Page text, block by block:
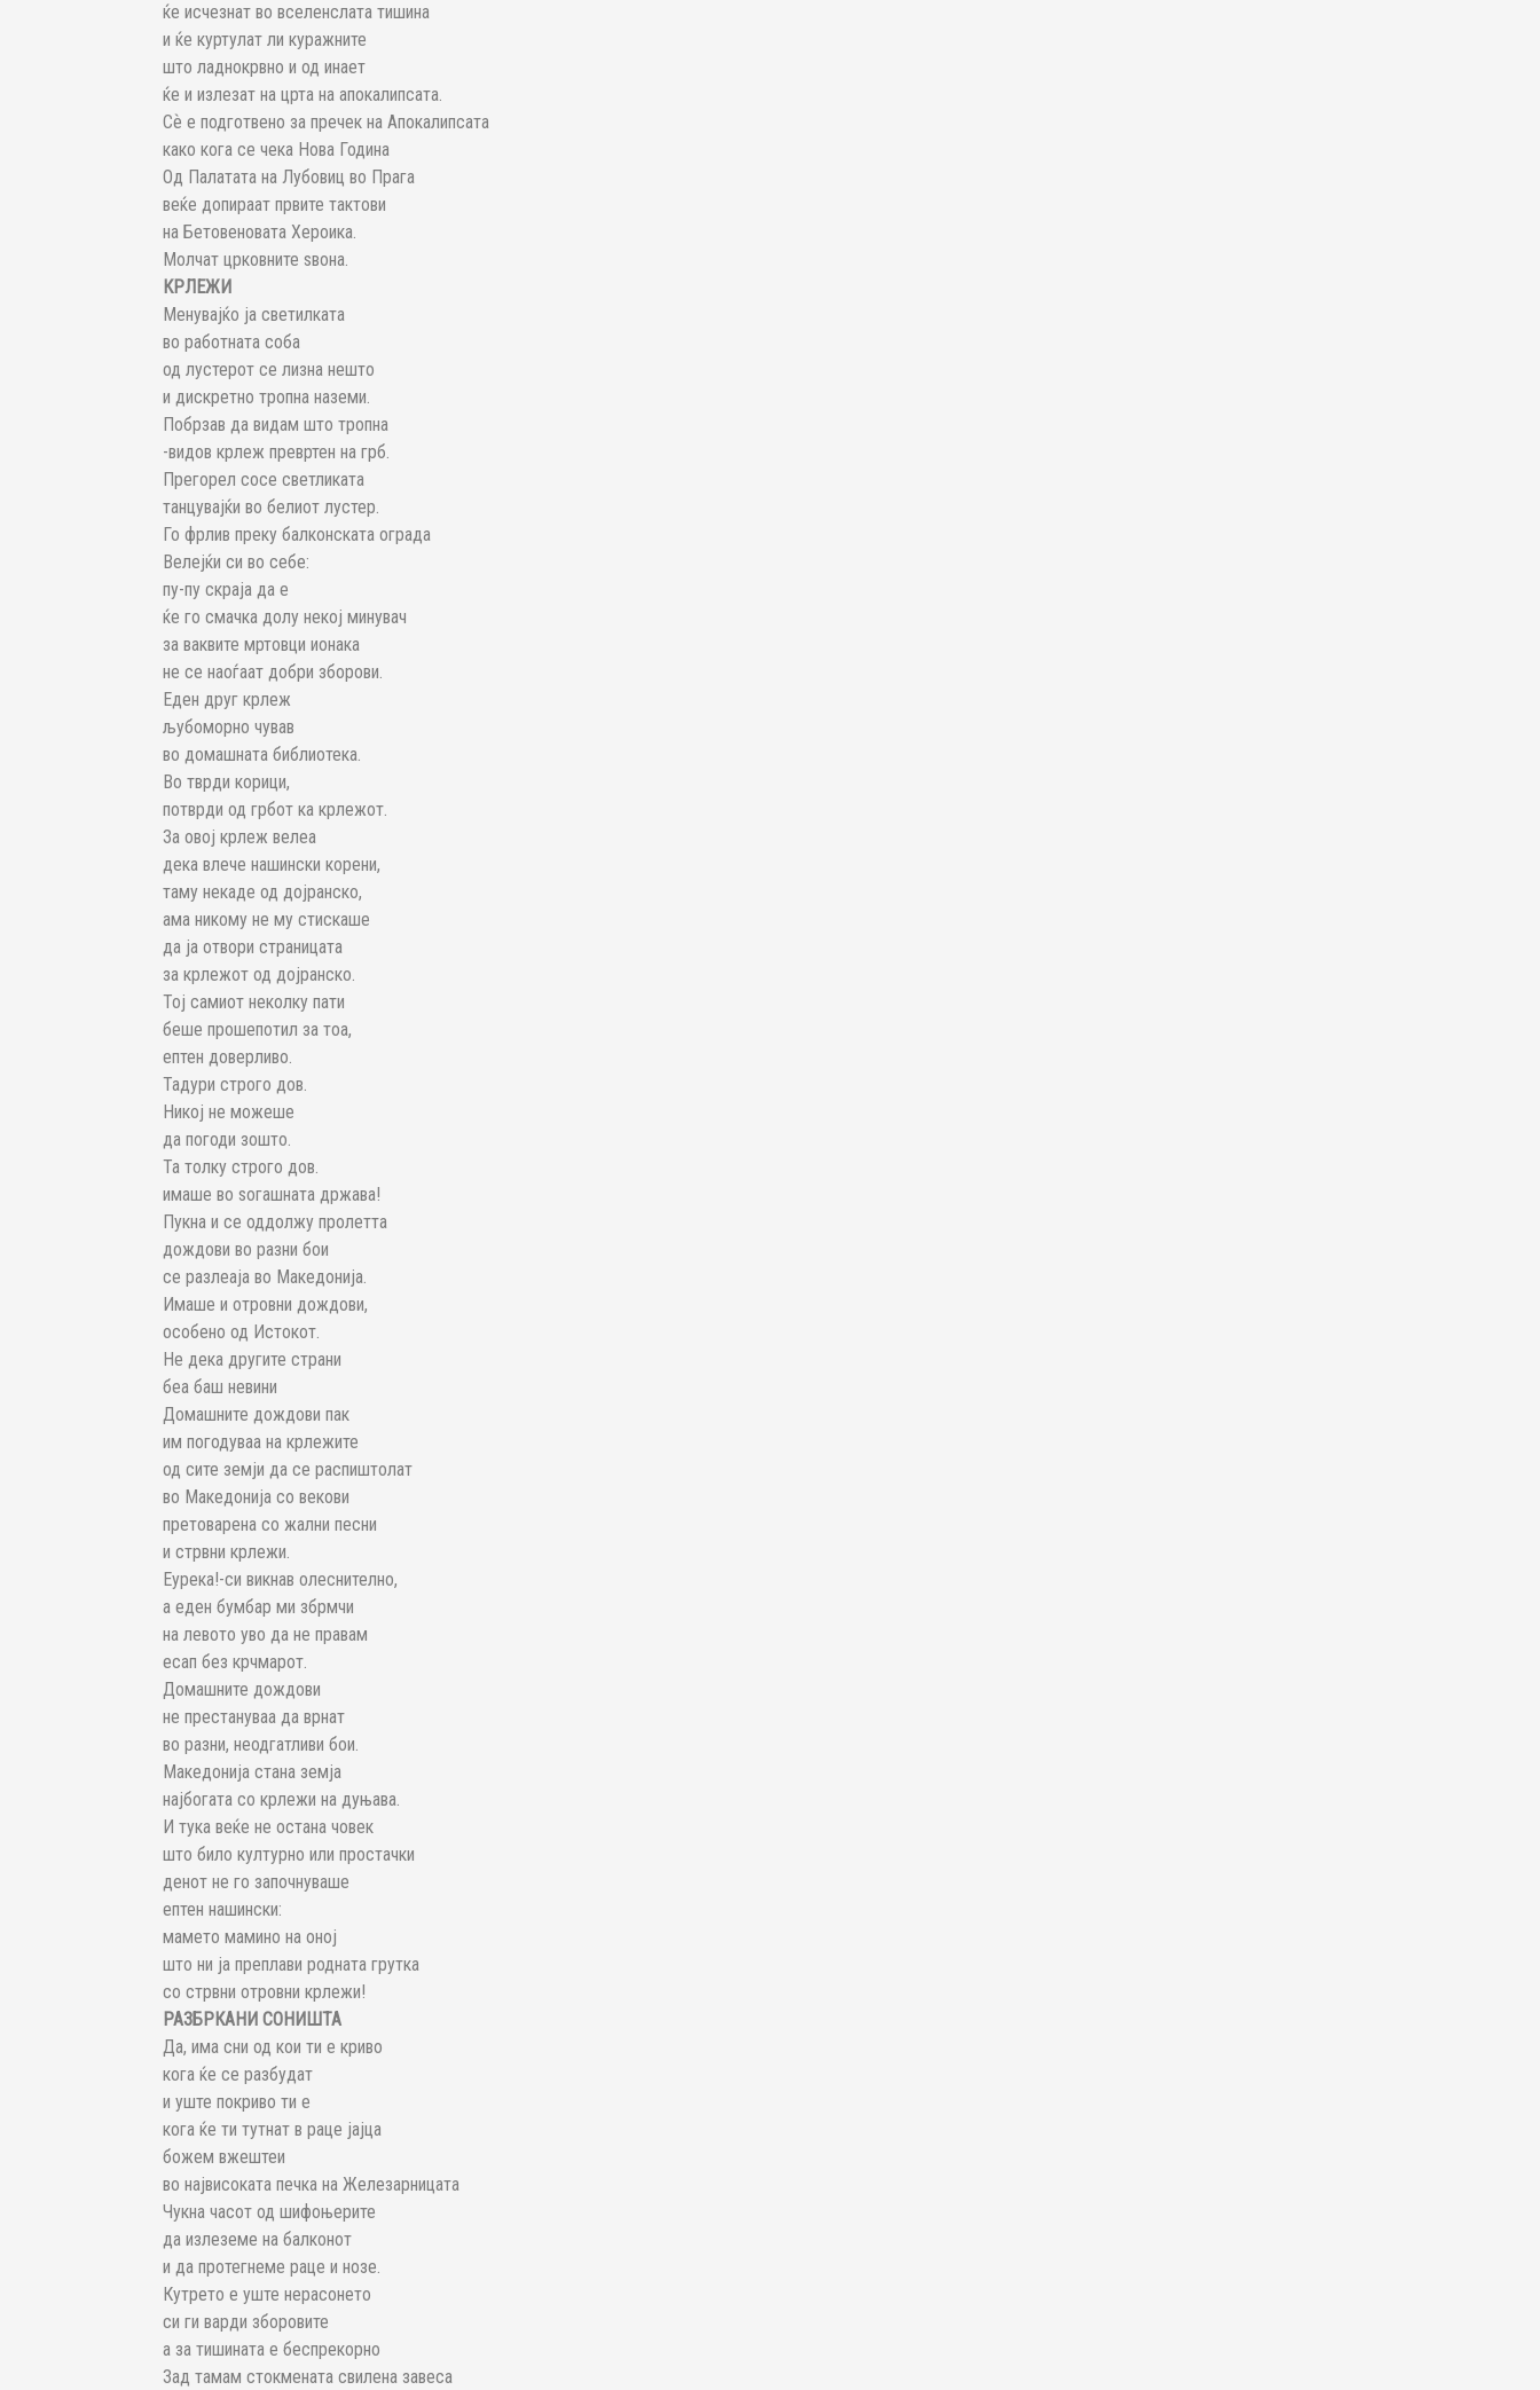
ќе исчезнат во вселенслата тишина
и ќе куртулат ли куражните
што ладнокрвно и од инает
ќе и излезат на црта на апокалипсата.
Сѐ е подготвено за пречек на Апокалипсата
како кога се чека Нова Година
Од Палатата на Лубовиц во Прага
веќе допираат првите тактови
на Бетовеновата Хероика.
Молчат црковните ѕвона.
КРЛЕЖИ
Менувајќо ја светилката
во работната соба
од лустерот се лизна нешто
и дискретно тропна наземи.
Побрзав да видам што тропна
-видов крлеж превртен на грб.
Прегорел сосе светликата
танцувајќи во белиот лустер.
Го фрлив преку балконската ограда
Велејќи си во себе:
пу-пу скраја да е
ќе го смачка долу некој минувач
за ваквите мртовци ионака
не се наоѓаат добри зборови.
Еден друг крлеж
љубоморно чував
во домашната библиотека.
Во тврди корици,
потврди од грбот ка крлежот.
За овој крлеж велеа
дека влече нашински корени,
таму некаде од дојранско,
ама никому не му стискаше
да ја отвори страницата
за крлежот од дојранско.
Тој самиот неколку пати
беше прошепотил за тоа,
ептен доверливо.
Тадури строго дов.
Никој не можеше
да погоди зошто.
Та толку строго дов.
имаше во ѕогашната држава!
Пукна и се оддолжу пролетта
дождови во разни бои
се разлеаја во Македонија.
Имаше и отровни дождови,
особено од Истокот.
Не дека другите страни
беа баш невини
Домашните дождови пак
им погодуваа на крлежите
од сите земји да се распиштолат
во Македонија со векови
претоварена со жални песни
и стрвни крлежи.
Еурека!-си викнав олеснително,
а еден бумбар ми збрмчи
на левото уво да не правам
есап без крчмарот.
Домашните дождови
не престануваа да врнат
во разни, неодгатливи бои.
Македонија стана земја
најбогата со крлежи на дуњава.
И тука веќе не остана човек
што било културно или простачки
денот не го започнуваше
ептен нашински:
мамето мамино на оној
што ни ја преплави родната грутка
со стрвни отровни крлежи!
РАЗБРКАНИ СОНИШТА
Да, има сни од кои ти е криво
кога ќе се разбудат
и уште покриво ти е
кога ќе ти тутнат в раце јајца
божем вжештеи
во највисоката печка на Железарницата
Чукна часот од шифоњерите
да излеземе на балконот
и да протегнеме раце и нозе.
Кутрето е уште нерасонето
си ги варди зборовите
а за тишината е беспрекорно
Зад тамам стокмената свилена завеса